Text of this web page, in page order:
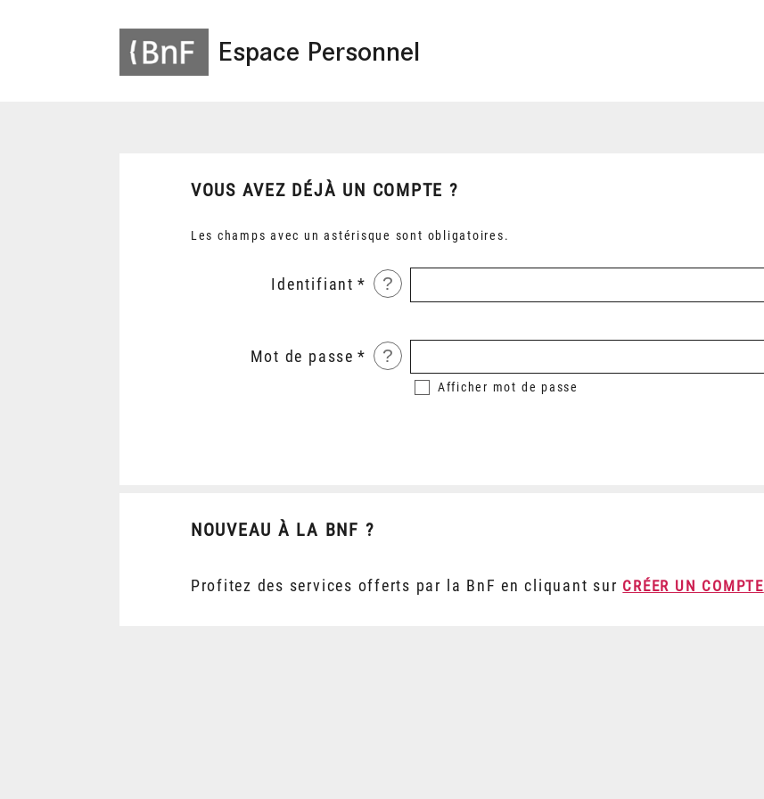
Espace Personnel
VOUS AVEZ DÉJÀ UN COMPTE ?
Les champs avec un astérisque sont obligatoires.
Identifiant ?
Mot de passe ?
Afficher mot de passe
NOUVEAU À LA BNF ?
Profitez des services offerts par la BnF en cliquant sur CRÉER UN COMPTE